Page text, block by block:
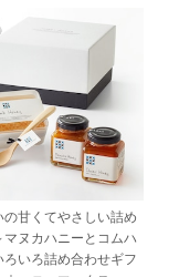
の甘くてやさしい詰め
マヌカハニーとコムハ
ろいろ詰め合わせギフ